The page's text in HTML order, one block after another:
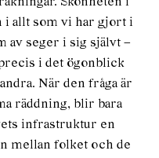
i allt som vi har gjort i
av seger i sig självt –
i det ögonblick
När den fråga är
räddning, blir bara
infrastruktur en
mellan folket och de